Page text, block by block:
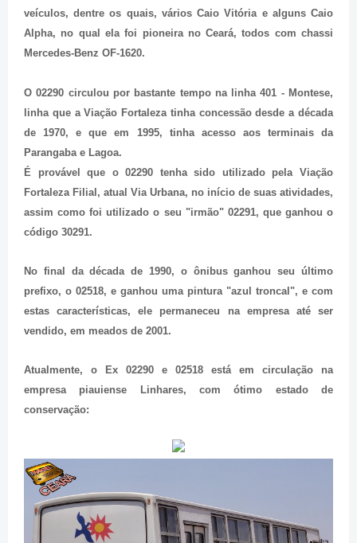
veículos, dentre os quais, vários Caio Vitória e alguns Caio
Alpha, no qual ela foi pioneira no Ceará, todos com chassi
Mercedes-Benz OF-1620.
O 02290 circulou por bastante tempo na linha 401 - Montese,
linha que a Viação Fortaleza tinha concessão desde a década
de 1970, e que em 1995, tinha acesso aos terminais da
Parangaba e Lagoa.
É provável que o 02290 tenha sido utilizado pela Viação
Fortaleza Filial, atual Via Urbana, no início de suas atividades,
assim como foi utilizado o seu "irmão" 02291, que ganhou o
código 30291.
No final da década de 1990, o ônibus ganhou seu último
prefixo, o 02518, e ganhou uma pintura "azul troncal", e com
estas características, ele permaneceu na empresa até ser
vendido, em meados de 2001.
Atualmente, o Ex 02290 e 02518 está em circulação na
empresa piauiense Linhares, com ótimo estado de
conservação: